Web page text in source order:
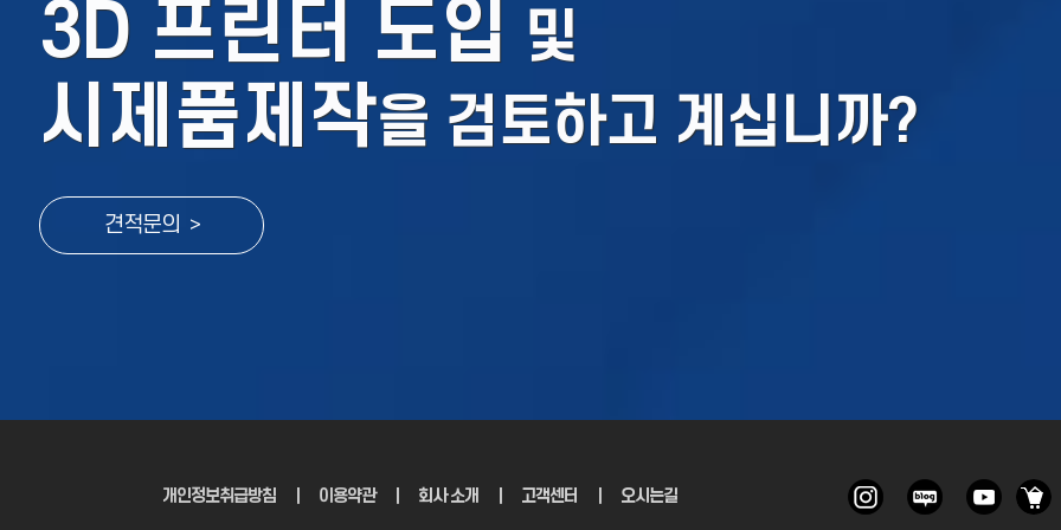
3D 프린터 도입 및
시제품제작을 검토하고 계십니까?
견적문의 >
개인정보취급방침 이용약관 회사 소개 고객센터 오시는길